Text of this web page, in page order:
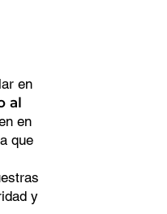
en
al
en
que
y